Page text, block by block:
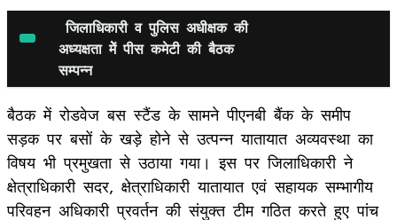
जिलाधिकारी व पुलिस अधीक्षक की
अध्यक्षता मेें पीस कमेटी की बैठक
सम्पन्न
बैठक में रोडवेज बस स्टैंड के सामने पीएनबी बैंक के समीप
सड़क पर बसों के खड़े होने से उत्पन्न यातायात अव्यवस्था का
विषय भी प्रमुखता से उठाया गया। इस पर जिलाधिकारी ने
क्षेत्राधिकारी सदर, क्षेत्राधिकारी यातायात एवं सहायक सम्भागीय
परिवहन अधिकारी प्रवर्तन की संयुक्त टीम गठित करते हुए पांच